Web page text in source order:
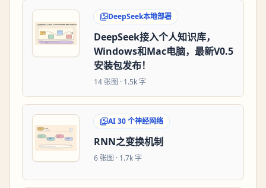
DeepSeek本地部署
DeepSeek接入个人知识库，
Windows和Mac电脑，最新V0.5
安装包发布！
14 张图 · 1.5k 字
AI 30 个神经网络
RNN之变换机制
6 张图 · 1.7k 字